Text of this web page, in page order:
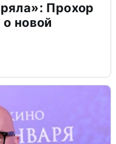
Прохор
новой